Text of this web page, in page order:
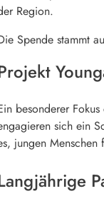
Region.
Spende stammt
besonderer
sich ein
jungen